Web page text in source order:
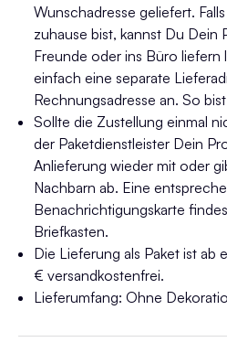
Wunschadresse geliefert.
zuhause bist, kannst Du Dein
Freunde oder ins Büro liefern
einfach eine separate
Rechnungsadresse an. So
Sollte die Zustellung einmal
der Paketdienstleister Dein
Anlieferung wieder mit oder
Nachbarn ab. Eine
Benachrichtigungskarte
Briefkasten.
Die Lieferung als Paket ist ab
€ versandkostenfrei.
Lieferumfang: Ohne